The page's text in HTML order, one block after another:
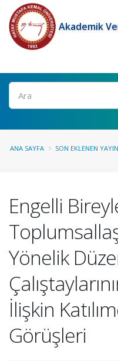
Akademik
Ara
ANA SAYFA SON EKLENEN
Engelli
Yönelik
İlişkin
Görüşleri